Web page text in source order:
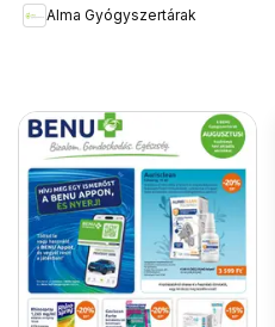
Alma Gyógyszertárak